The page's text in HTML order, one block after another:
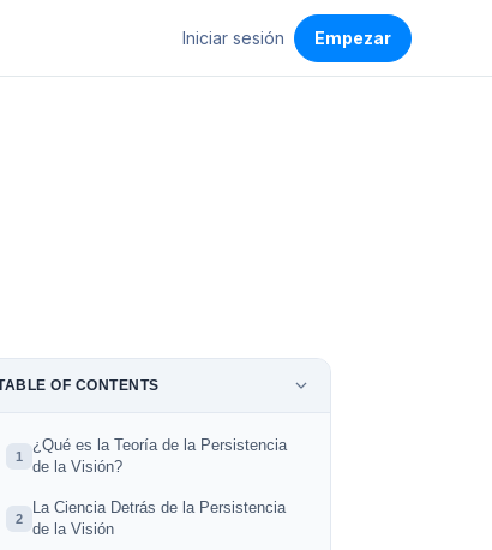
Iniciar sesión Empezar
OF CONTENTS
1
¿Qué es la Teoría de la Persistencia
de la Visión?
2
La Ciencia Detrás de la Persistencia
de la Visión